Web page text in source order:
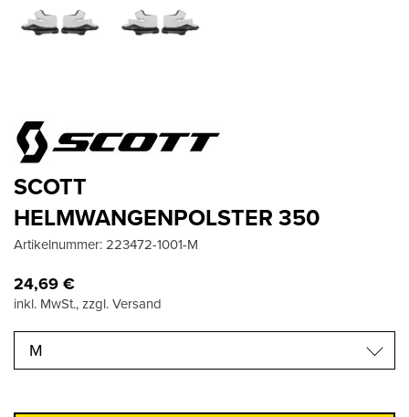
SCOTT
HELMWANGENPOLSTER 350
Artikelnummer:223472-1001-M
24,69€
inkl. MwSt., zzgl. Versand
M